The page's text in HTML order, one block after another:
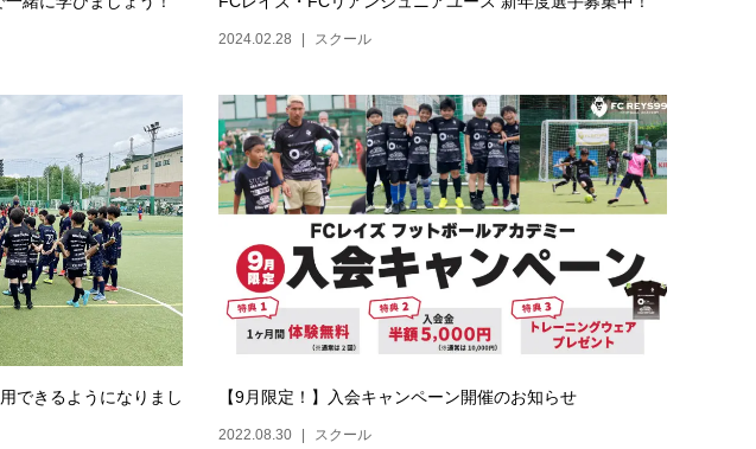
2024.02.28 スクール
できるようになりまし
【9月限定！】入会キャンペーン開催のお知らせ
2022.08.30 スクール